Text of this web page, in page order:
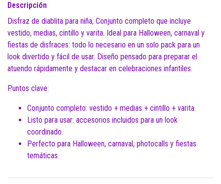
Descripción
Disfraz de diablita para niña, Conjunto completo que incluye
vestido, medias, cintillo y varita. Ideal para Halloween, carnaval y
fiestas de disfraces: todo lo necesario en un solo pack para un
look divertido y fácil de usar. Diseño pensado para preparar el
atuendo rápidamente y destacar en celebraciones infantiles.
Puntos clave:
Conjunto completo: vestido + medias + cintillo + varita.
Listo para usar: accesorios incluidos para un look
coordinado.
Perfecto para Halloween, carnaval, photocalls y fiestas
temáticas.